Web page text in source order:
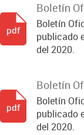
Boletín
Boletín
publicado
del 2020.
pdf
Boletín
Boletín
publicado
del 2020.
pdf